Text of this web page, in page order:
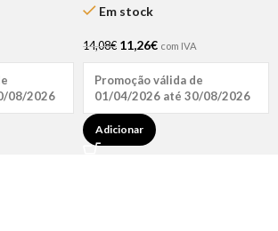
08/2026
Em stock
14,08€ 11,26€ com IVA
Promoção válida de
01/04/2026 até 30/08/2026
Adicionar